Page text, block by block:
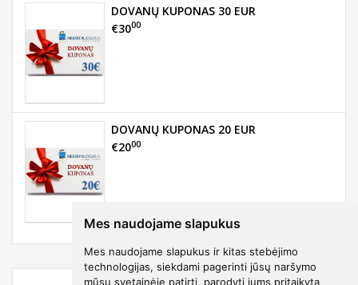
Mes naudojame slapukus
Mes naudojame slapukus ir kitas stebėjimo
technologijas, siekdami pagerinti jūsų naršymo
mūsų svetainėje patirtį, parodyti jums pritaikytą
DOVANŲ KUPONAS 30 EUR
€3000
DOVANŲ KUPONAS 20 EUR
€2000